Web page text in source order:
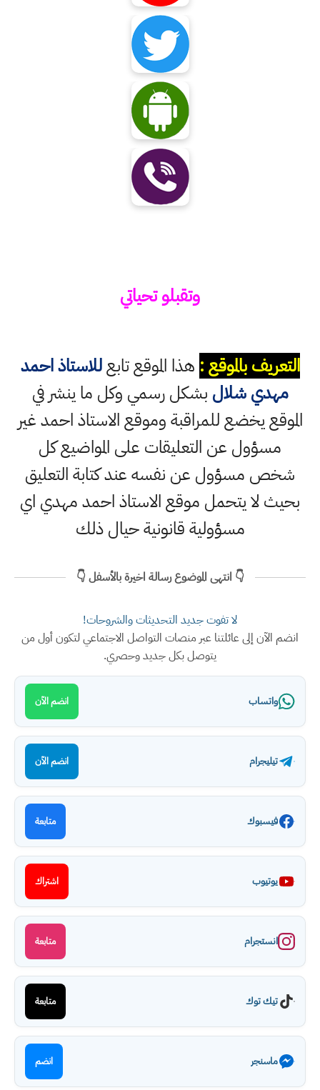
وتقبلو تحياتي
التعريف بالموقع : هذا الموقع تابعللاستاذ احمد
مهدي شلال بشكل رسمي وكل ما ينشر في
الموقع يخضع للمراقبة وموقع الاستاذ احمد غير
مسؤول عن التعليقات على المواضيع كل
شخص مسؤول عن نفسه عند كتابة التعليق
بحيث لا يتحمل موقع الاستاذ احمد مهدي اي
مسؤولية قانونية حيال ذلك
👇 انتهى الموضوع رسالة اخيرة بالأسفل 👇
لا تفوت جديد التحديثات والشروحات!
انضم الآن إلى عائلتنا عبر منصات التواصل الاجتماعي لتكون أول من
يتوصل بكل جديد وحصري.
واتساب انضم الآن
تيليجرام انضم الآن
فيسبوك متابعة
يوتيوب اشتراك
انستجرام متابعة
تيك توك متابعة
ماسنجر انضم